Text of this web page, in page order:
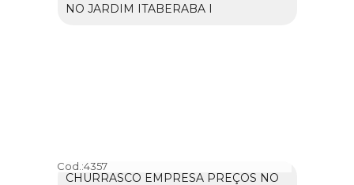
NO JARDIM ITABERABA I
Cod.:4357
CHURRASCO EMPRESA PREÇOS NO